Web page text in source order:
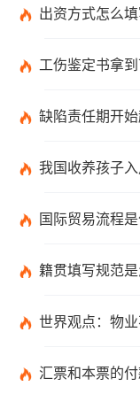
出资方式怎么填
工伤鉴定书拿到下步该怎么办
缺陷责任期开始起算日期是什么
我国收养孩子入户条件有哪些
国际贸易流程是什么？
籍贯填写规范是怎样的？
世界观点：物业不让进车报
汇票和本票的付款方式有什么不同